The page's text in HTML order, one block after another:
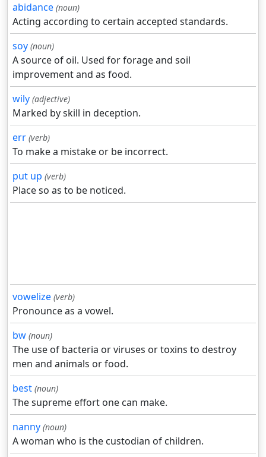
abidance (noun)
Acting according to certain accepted standards.
soy (noun)
A source of oil. Used for forage and soil
improvement and as food.
wily (adjective)
Marked by skill in deception.
err (verb)
To make a mistake or be incorrect.
put up (verb)
Place so as to be noticed.
vowelize (verb)
Pronounce as a vowel.
bw (noun)
The use of bacteria or viruses or toxins to destroy
men and animals or food.
best (noun)
The supreme effort one can make.
nanny (noun)
A woman who is the custodian of children.